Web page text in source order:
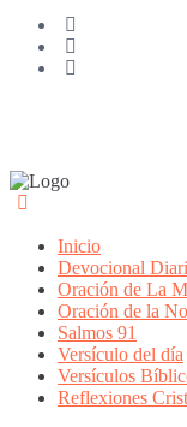
Inicio
Devocional
Oración de La
Oración de la
Salmos 91
Versículo del día
Versículos
Reflexiones